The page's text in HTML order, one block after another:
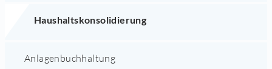
Haushaltskonsolidierung
Anlagenbuchhaltung